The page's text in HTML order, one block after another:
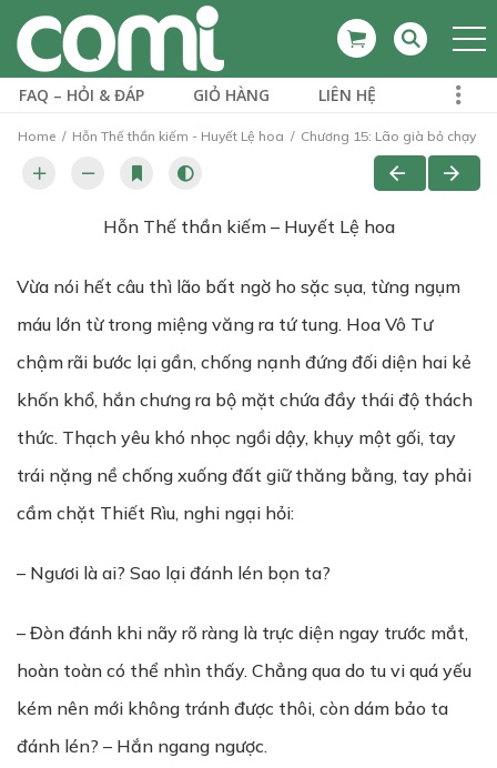
FAQ – HỎI & ĐÁP GIỎ HÀNG LIÊN HỆ
Home Hỗn Thế thần kiếm - Huyết Lệ hoa Chương 15: Lão già bỏ chạy
Hỗn Thế thần kiếm – Huyết Lệ hoa
Vừa nói hết câu thì lão bất ngờ ho sặc sụa, từng ngụm
máu lớn từ trong miệng văng ra tứ tung. Hoa Vô Tư
chậm rãi bước lại gần, chống nạnh đứng đối diện hai kẻ
khốn khổ, hắn chưng ra bộ mặt chứa đầy thái độ thách
thức. Thạch yêu khó nhọc ngồi dậy, khụy một gối, tay
trái nặng nề chống xuống đất giữ thăng bằng, tay phải
cầm chặt Thiết Rìu, nghi ngại hỏi:
– Ngươi là ai? Sao lại đánh lén bọn ta?
– Đòn đánh khi nãy rõ ràng là trực diện ngay trước mắt,
hoàn toàn có thể nhìn thấy. Chẳng qua do tu vi quá yếu
kém nên mới không tránh được thôi, còn dám bảo ta
đánh lén? – Hắn ngang ngược.